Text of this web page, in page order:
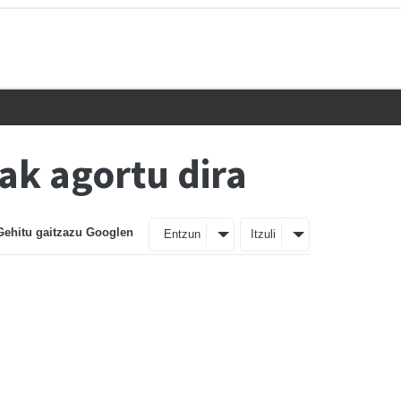
agortu dira
gaitzazu Googlen Entzun Itzuli